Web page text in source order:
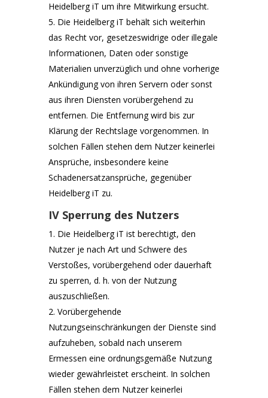
Heidelberg iT um ihre Mitwirkung ersucht.
Die Heidelberg iT behält sich weiterhin
das Recht vor, gesetzeswidrige oder illegale
Informationen, Daten oder sonstige
Materialien unverzüglich und ohne vorherige
Ankündigung von ihren Servern oder sonst
aus ihren Diensten vorübergehend zu
entfernen. Die Entfernung wird bis zur
Klärung der Rechtslage vorgenommen. In
solchen Fällen stehen dem Nutzer keinerlei
Ansprüche, insbesondere keine
Schadenersatzansprüche, gegenüber
Heidelberg iT zu.
IV Sperrung des Nutzers
Die Heidelberg iT ist berechtigt, den
Nutzer je nach Art und Schwere des
Verstoßes, vorübergehend oder dauerhaft
zu sperren, d. h. von der Nutzung
auszuschließen.
Vorübergehende
Nutzungseinschränkungen der Dienste sind
aufzuheben, sobald nach unserem
Ermessen eine ordnungsgemäße Nutzung
wieder gewährleistet erscheint. In solchen
Fällen stehen dem Nutzer keinerlei